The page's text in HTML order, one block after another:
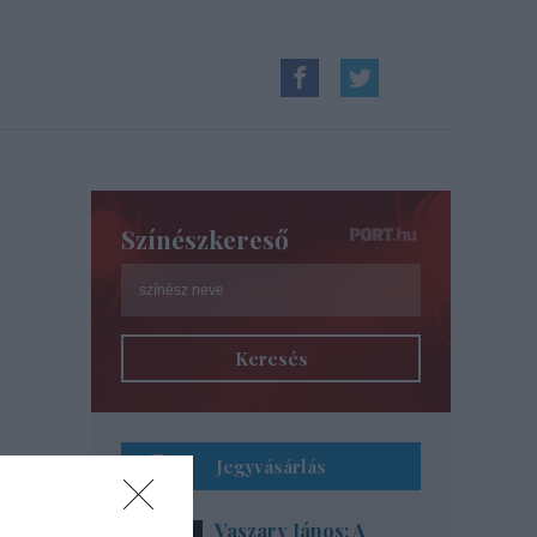
Színészkereső
Keresés
Jegyvásárlás
Vaszary János: A